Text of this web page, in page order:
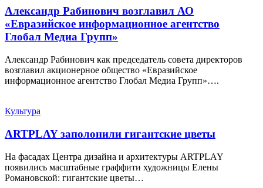
Александр Рабинович возглавил АО
«Евразийское информационное агентство
Глобал Медиа Групп»
Александр Рабинович как председатель совета директоров
возглавил акционерное общество «Евразийское
информационное агентство Глобал Медиа Групп»….
Культура
ARTPLAY заполонили гигантские цветы
На фасадах Центра дизайна и архитектуры ARTPLAY
появились масштабные граффити художницы Елены
Романовской: гигантские цветы…